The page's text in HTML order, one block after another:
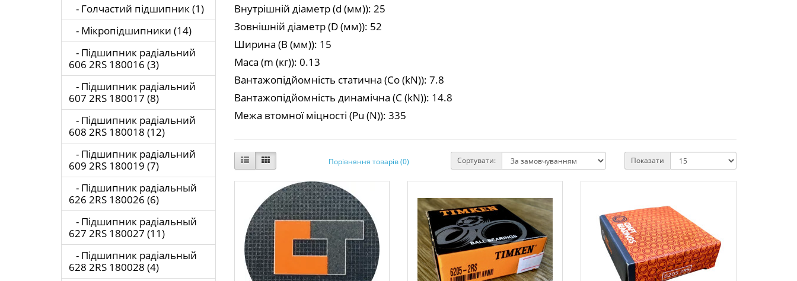
- Голчастий підшипник (1)
- Мікропідшипники (14)
- Підшипник радіальний
606 2RS 180016 (3)
- Підшипник радіальний
607 2RS 180017 (8)
- Підшипник радіальний
608 2RS 180018 (12)
- Підшипник радіальний
609 2RS 180019 (7)
- Підшипник радіальный
626 2RS 180026 (6)
- Підшипник радіальный
627 2RS 180027 (11)
- Підшипник радіальный
628 2RS 180028 (4)
Внутрішній діаметр (d (мм)): 25
Зовнішній діаметр (D (мм)): 52
Ширина (В (мм)): 15
Маса (m (кг)): 0.13
Вантажопідйомність статична (Co (kN)): 7.8
Вантажопідйомність динамічна (C (kN)): 14.8
Межа втомної міцності (Pu (N)): 335
Порівняння товарів (0) Сортувати: Показати